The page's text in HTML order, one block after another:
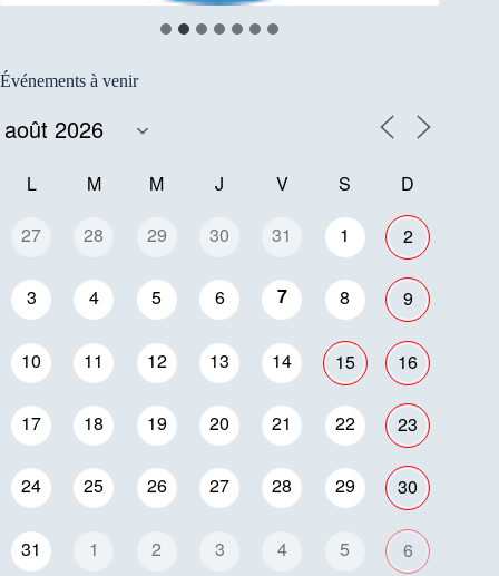
Événements à venir
L M M J V S D
27 28 29 30 31 1 2
3 4 5 6 7 8 9
10 11 12 13 14 15 16
17 18 19 20 21 22 23
24 25 26 27 28 29 30
31 1 2 3 4 5 6